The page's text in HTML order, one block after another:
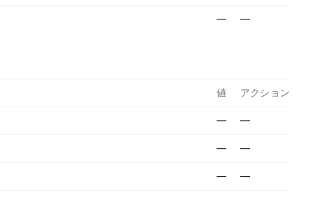
— —
値 アクション
— —
— —
— —